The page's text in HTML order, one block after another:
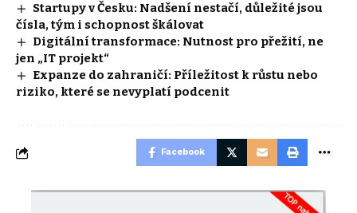
Startupy v Česku: Nadšení nestačí, důležité jsou
čísla, tým i schopnost škálovat
Digitální transformace: Nutnost pro přežití, ne
jen „IT projekt“
Expanze do zahraničí: Příležitost k růstu nebo
riziko, které se nevyplatí podcenit
Facebook